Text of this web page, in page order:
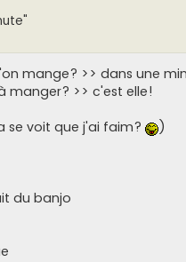
mange? >> dans une
manger? >> c'est elle!
voit que j'ai faim?
)
du banjo